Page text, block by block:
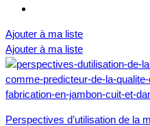
Ajouter à ma liste
Ajouter à ma liste
Perspectives d’utilisation de la